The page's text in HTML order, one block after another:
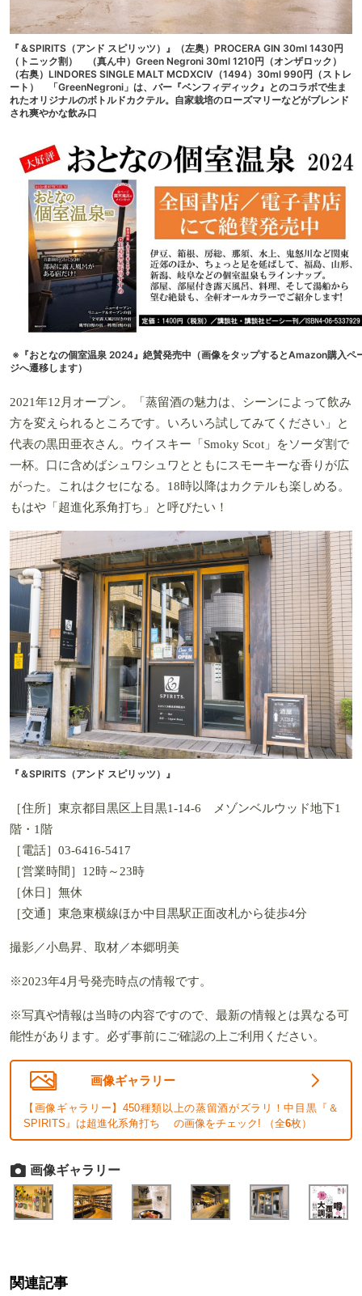
『＆SPIRITS（アンド スピリッツ）』（左奥）PROCERA GIN 30ml 1430円
（トニック割） （真ん中）Green Negroni 30ml 1210円（オンザロック）
（右奥）LINDORES SINGLE MALT MCDXCIV（1494）30ml 990円（ストレ
ート） 「GreenNegroni」は、バー『ベンフィディック』とのコラボで生ま
れたオリジナルのボトルドカクテル。自家栽培のローズマリーなどがブレンド
され爽やかな飲み口
※『おとなの個室温泉 2024』絶賛発売中（画像をタップするとAmazon購入ペ
ジへ遷移します）
2021年12月オープン。「蒸留酒の魅力は、シーンによって飲み
方を変えられるところです。いろいろ試してみてください」と
代表の黒田亜衣さん。ウイスキー「Smoky Scot」をソーダ割で
一杯。口に含めばシュワシュワとともにスモーキーな香りが広
がった。これはクセになる。18時以降はカクテルも楽しめる。
もはや「超進化系角打ち」と呼びたい！
『＆SPIRITS（アンド スピリッツ）』
［住所］東京都目黒区上目黒1-14-6 メゾンベルウッド地下1
階・1階
［電話］03-6416-5417
［営業時間］12時～23時
［休日］無休
［交通］東急東横線ほか中目黒駅正面改札から徒歩4分
撮影／小島昇、取材／本郷明美
※2023年4月号発売時点の情報です。
※写真や情報は当時の内容ですので、最新の情報とは異なる可
能性があります。必ず事前にご確認の上ご利用ください。
画像ギャラリー
【画像ギャラリー】450種類以上の蒸留酒がズラリ！中目黒『＆
SPIRITS』は超進化系角打ち の画像をチェック! （全6枚）
画像ギャラリー
関連記事